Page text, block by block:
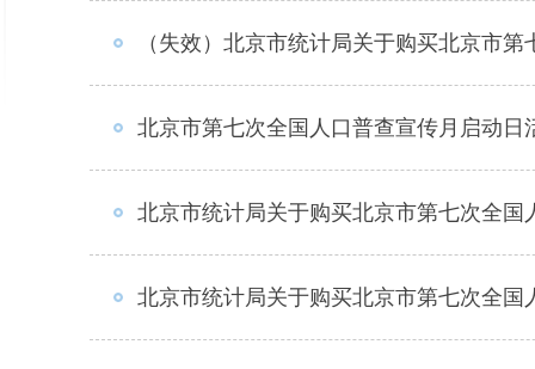
（失效）北京市统计局关于购买北京市
北京市第七次全国人口普查宣传月启动
北京市统计局关于购买北京市第七次全
北京市统计局关于购买北京市第七次全